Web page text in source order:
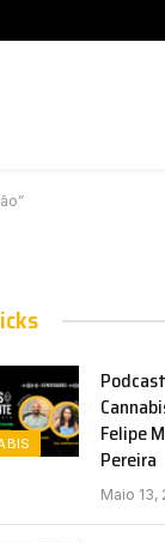
Felipe
Pereira
Maio 13,